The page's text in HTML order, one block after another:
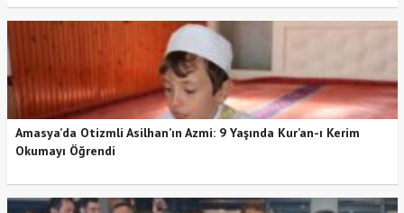
Amasya’da Otizmli Asilhan’ın Azmi: 9 Yaşında Kur’an-ı Kerim
Okumayı Öğrendi